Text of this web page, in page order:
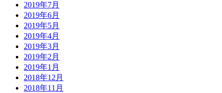
2019年7月
2019年6月
2019年5月
2019年4月
2019年3月
2019年2月
2019年1月
2018年12月
2018年11月